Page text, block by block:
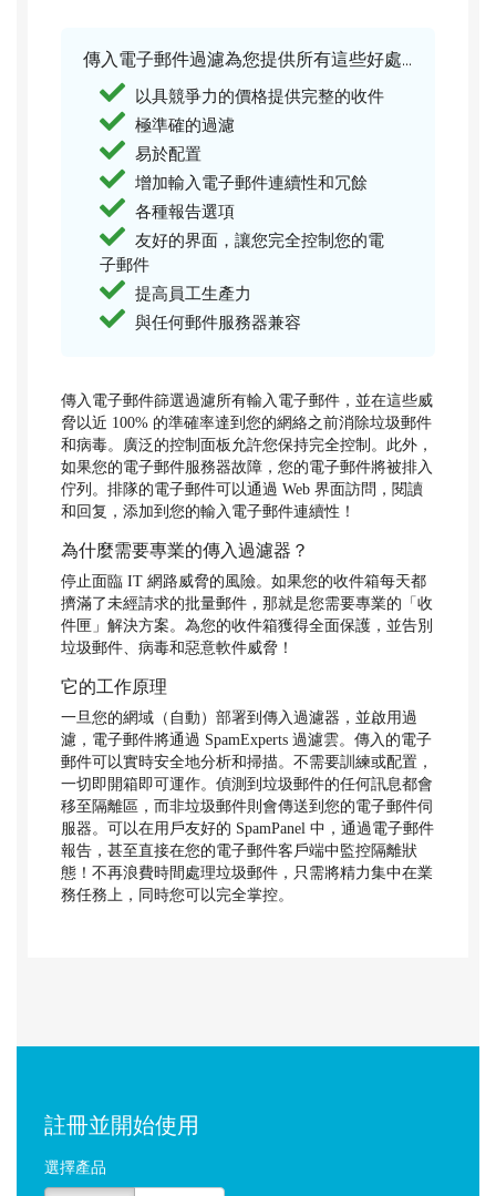
傳入電子郵件過濾為您提供所有這些好處...
以具競爭力的價格提供完整的收件
極準確的過濾
易於配置
增加輸入電子郵件連續性和冗餘
各種報告選項
友好的界面，讓您完全控制您的電
子郵件
提高員工生產力
與任何郵件服務器兼容
傳入電子郵件篩選過濾所有輸入電子郵件，並在這些威
脅以近 100% 的準確率達到您的網絡之前消除垃圾郵件
和病毒。廣泛的控制面板允許您保持完全控制。此外，
如果您的電子郵件服務器故障，您的電子郵件將被排入
佇列。排隊的電子郵件可以通過 Web 界面訪問，閱讀
和回复，添加到您的輸入電子郵件連續性！
為什麼需要專業的傳入過濾器？
停止面臨 IT 網路威脅的風險。如果您的收件箱每天都
擠滿了未經請求的批量郵件，那就是您需要專業的「收
件匣」解決方案。為您的收件箱獲得全面保護，並告別
垃圾郵件、病毒和惡意軟件威脅！
它的工作原理
一旦您的網域（自動）部署到傳入過濾器，並啟用過
濾，電子郵件將通過 SpamExperts 過濾雲。傳入的電子
郵件可以實時安全地分析和掃描。不需要訓練或配置，
一切即開箱即可運作。偵測到垃圾郵件的任何訊息都會
移至隔離區，而非垃圾郵件則會傳送到您的電子郵件伺
服器。可以在用戶友好的 SpamPanel 中，通過電子郵件
報告，甚至直接在您的電子郵件客戶端中監控隔離狀
態！不再浪費時間處理垃圾郵件，只需將精力集中在業
務任務上，同時您可以完全掌控。
註冊並開始使用
選擇產品